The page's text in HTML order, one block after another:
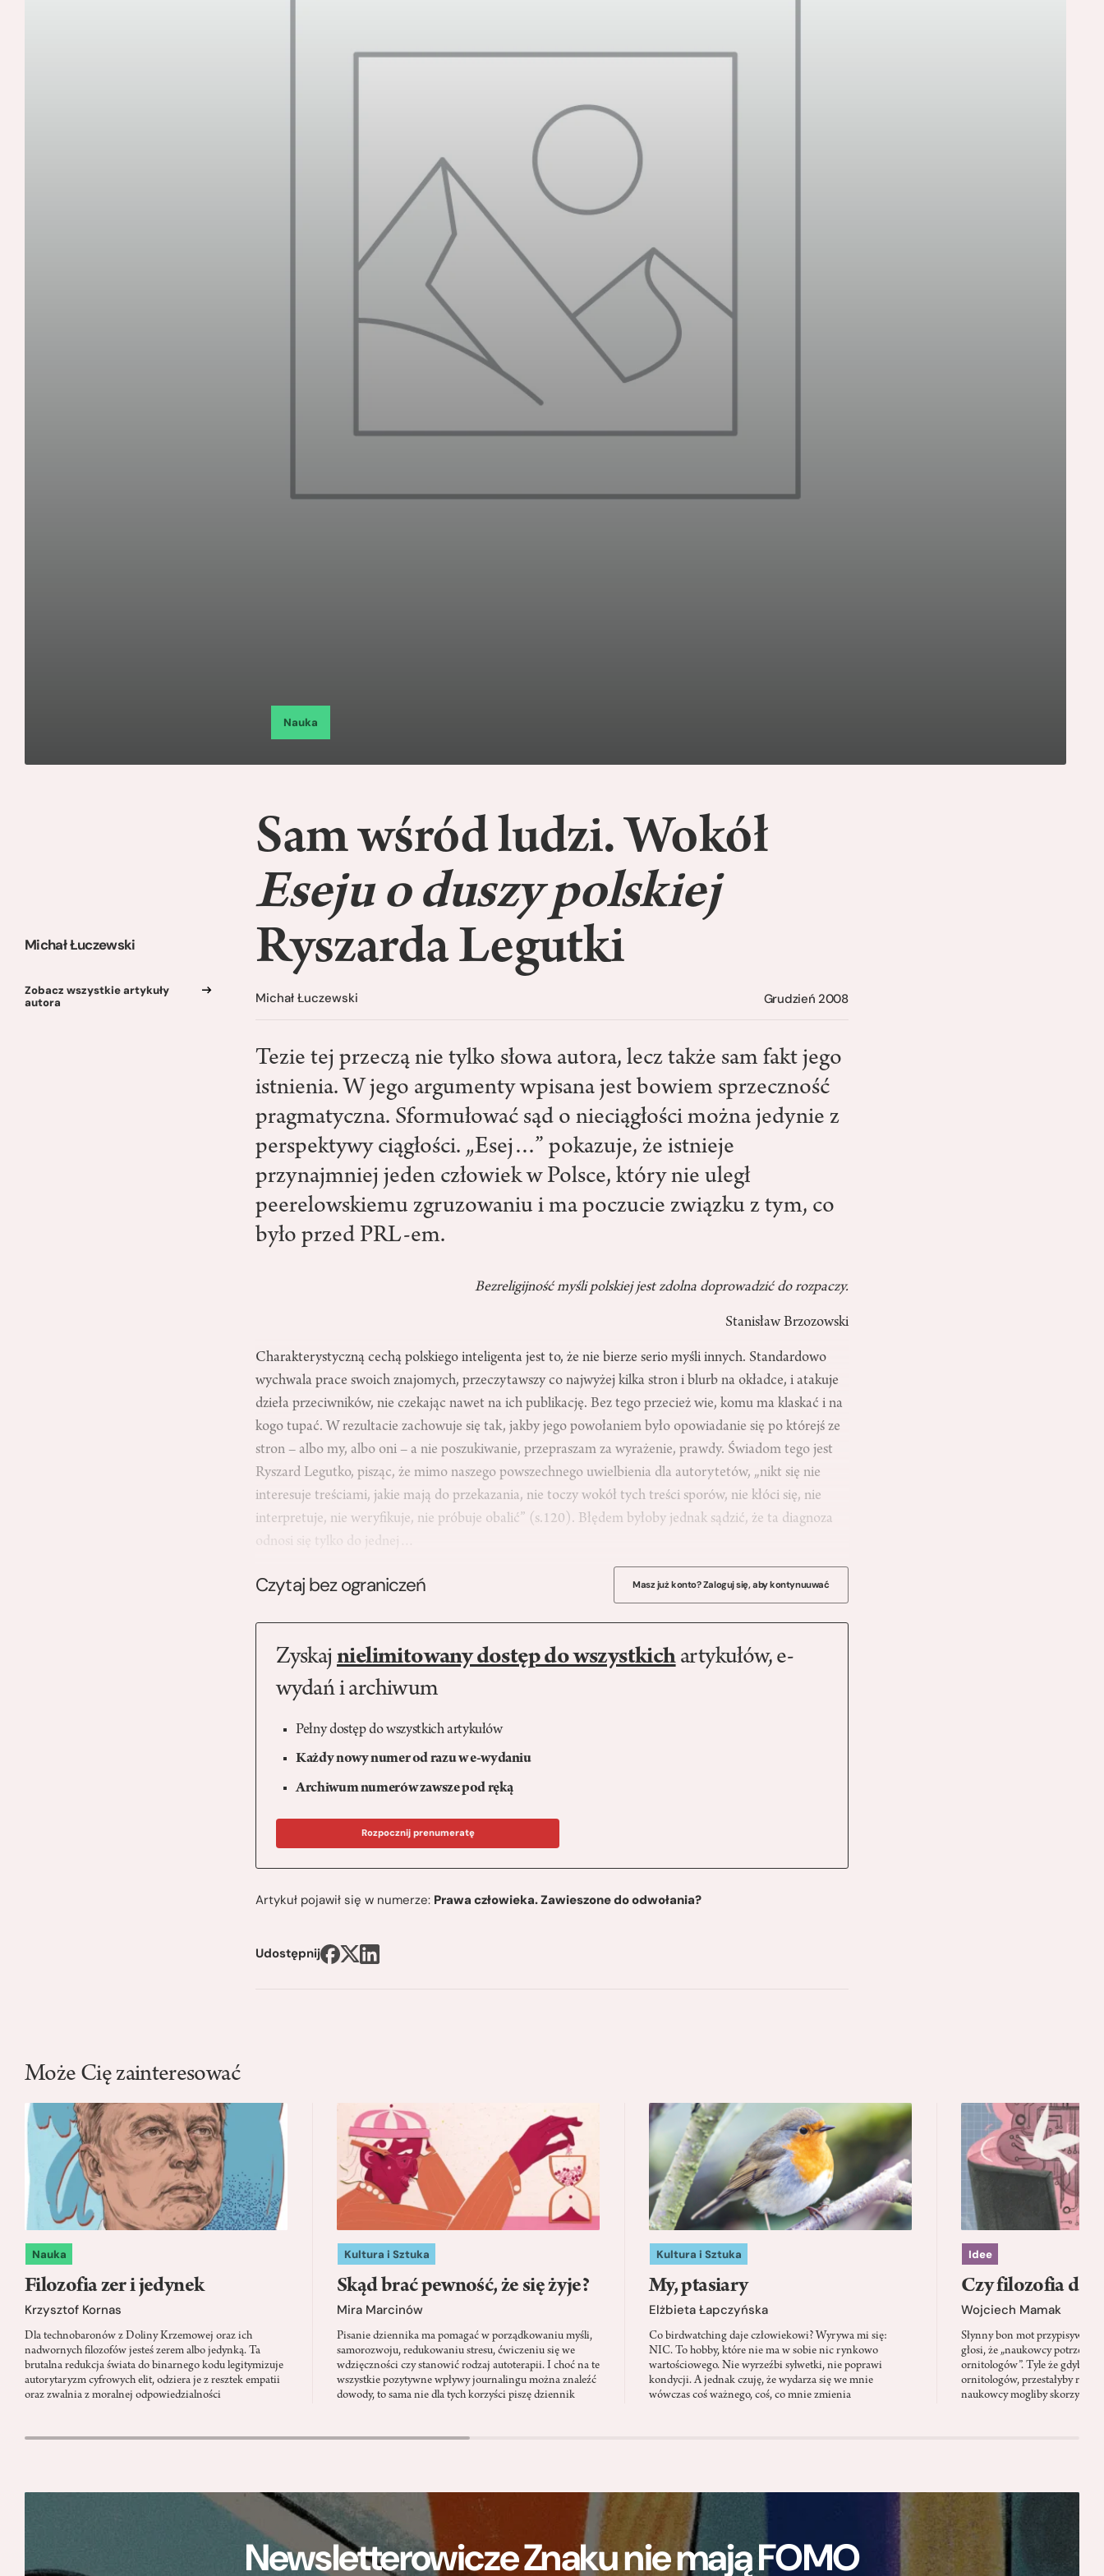
Nauka
Michał Łuczewski
Zobacz wszystkie artykuły
autora
Sam wśród ludzi. Wokół
Eseju o duszy polskiej
Ryszarda Legutki
Michał Łuczewski Grudzień 2008
Tezie tej przeczą nie tylko słowa autora, lecz także sam fakt jego
istnienia. W jego argumenty wpisana jest bowiem sprzeczność
pragmatyczna. Sformułować sąd o nieciągłości można jedynie z
perspektywy ciągłości. „Esej…” pokazuje, że istnieje
przynajmniej jeden człowiek w Polsce, który nie uległ
peerelowskiemu zgruzowaniu i ma poczucie związku z tym, co
było przed PRL-em.
Bezreligijność myśli polskiej jest zdolna doprowadzić do rozpaczy.
Stanisław Brzozowski
Charakterystyczną cechą polskiego inteligenta jest to, że nie bierze serio myśli innych. Standardowo
wychwala prace swoich znajomych, przeczytawszy co najwyżej kilka stron i blurb na okładce, i atakuje
dzieła przeciwników, nie czekając nawet na ich publikację. Bez tego przecież wie, komu ma klaskać i na
kogo tupać. W rezultacie zachowuje się tak, jakby jego powołaniem było opowiadanie się po którejś ze
stron – albo my, albo oni – a nie poszukiwanie, przepraszam za wyrażenie, prawdy. Świadom tego jest
Ryszard Legutko, pisząc, że mimo naszego powszechnego uwielbienia dla autorytetów, „nikt się nie
interesuje treściami, jakie mają do przekazania, nie toczy wokół tych treści sporów, nie kłóci się, nie
interpretuje, nie weryfikuje, nie próbuje obalić” (s.120). Błędem byłoby jednak sądzić, że ta diagnoza
odnosi się tylko do jednej…
Czytaj bez ograniczeń Masz już konto? Zaloguj się, aby kontynuuwać
Zyskaj nielimitowany dostęp do wszystkichartykułów, e-
wydań i archiwum
Pełny dostęp do wszystkich artykułów
Każdy nowy numer od razu w e-wydaniu
Archiwum numerów zawsze pod ręką
Rozpocznij prenumeratę
Artykuł pojawił się w numerze: Prawa człowieka. Zawieszone do odwołania?
Udostępnij
Może Cię zainteresować
Nauka
Filozofia zer i jedynek
Krzysztof Kornas
Dla technobaronów z Doliny Krzemowej oraz ich
nadwornych filozofów jesteś zerem albo jedynką. Ta
brutalna redukcja świata do binarnego kodu legitymizuje
autorytaryzm cyfrowych elit, odziera je z resztek empatii
oraz zwalnia z moralnej odpowiedzialności
Kultura i Sztuka
Skąd brać pewność, że się żyje?
Mira Marcinów
Pisanie dziennika ma pomagać w porządkowaniu myśli,
samorozwoju, redukowaniu stresu, ćwiczeniu się we
wdzięczności czy stanowić rodzaj autoterapii. I choć na te
wszystkie pozytywne wpływy journalingu można znaleźć
dowody, to sama nie dla tych korzyści piszę dziennik
Kultura i Sztuka
My, ptasiary
Elżbieta Łapczyńska
Co birdwatching daje człowiekowi? Wyrywa mi się:
NIC. To hobby, które nie ma w sobie nic rynkowo
wartościowego. Nie wyrzeźbi sylwetki, nie poprawi
kondycji. A jednak czuję, że wydarza się we mnie
wówczas coś ważnego, coś, co mnie zmienia
Idee
Czy filozofia da
Wojciech Mamak
Słynny bon mot
głosi, że „naukowcy
ornitologów”. Tyle że gdyby
ornitologów, przestałyby
naukowcy mogliby skorzystać
Newsletterowicze Znaku nie mają FOMO